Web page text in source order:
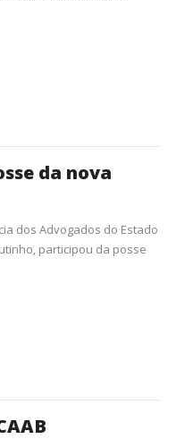
da nova
dos Advogados do Estado
participou da posse